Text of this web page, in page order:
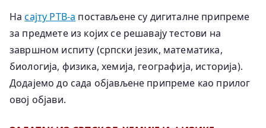
Насајту РТВ-а постављене су дигиталне припреме
за предмете из којих се решавају тестови на
завршном испиту (српски језик, математика,
биологија, физика, хемија, географија, историја).
Додајемо до сада објављене припреме као прилог
овој објави.